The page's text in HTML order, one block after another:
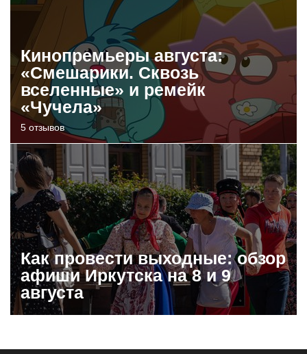
Кинопремьеры августа:
«Смешарики. Сквозь
вселенные» и ремейк
«Чучела»
5 отзывов
Как провести выходные: обзор
афиши Иркутска на 8 и 9
августа